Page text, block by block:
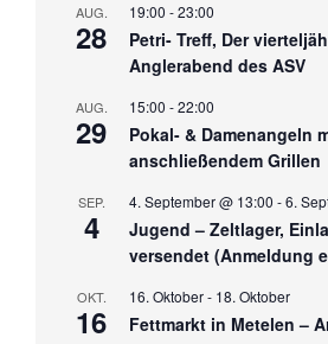
AUG.
28
19:00 -23:00
Petri- Treff, Der
Anglerabend des ASV
AUG.
29
15:00 -22:00
Pokal- & Damenangeln
anschließendem Grillen
SEP.
4
4. September @ 13:00 -6.
Jugend – Zeltlager,
versendet (Anmeldung
OKT.
16
16. Oktober- 18. Oktober
Fettmarkt in Metelen –